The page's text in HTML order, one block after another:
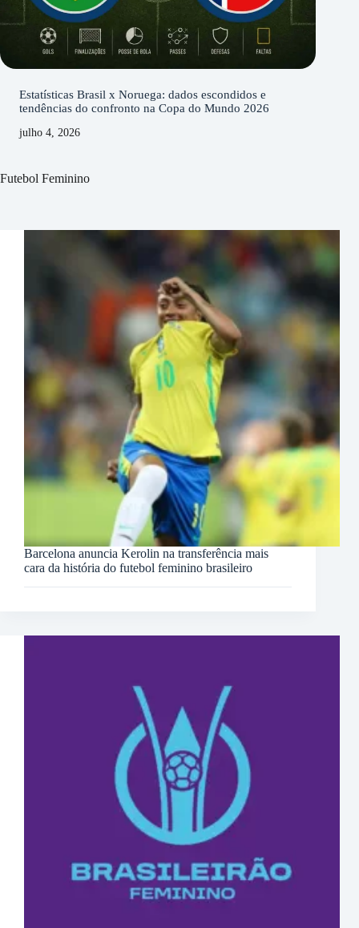
Estatísticas Brasil x Noruega: dados escondidos e
tendências do confronto na Copa do Mundo 2026
julho 4, 2026
Futebol Feminino
Barcelona anuncia Kerolin na transferência mais
cara da história do futebol feminino brasileiro